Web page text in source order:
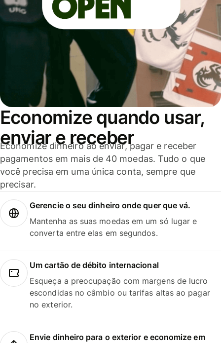
Economize quando usar,
enviar e receber
Economize dinheiro ao enviar, pagar e receber
pagamentos em mais de 40 moedas. Tudo o que
você precisa em uma única conta, sempre que
precisar.
Gerencie o seu dinheiro onde quer que vá.
Mantenha as suas moedas em um só lugar e
converta entre elas em segundos.
Um cartão de débito internacional
Esqueça a preocupação com margens de lucro
escondidas no câmbio ou tarifas altas ao pagar
no exterior.
Envie dinheiro para o exterior e economize em